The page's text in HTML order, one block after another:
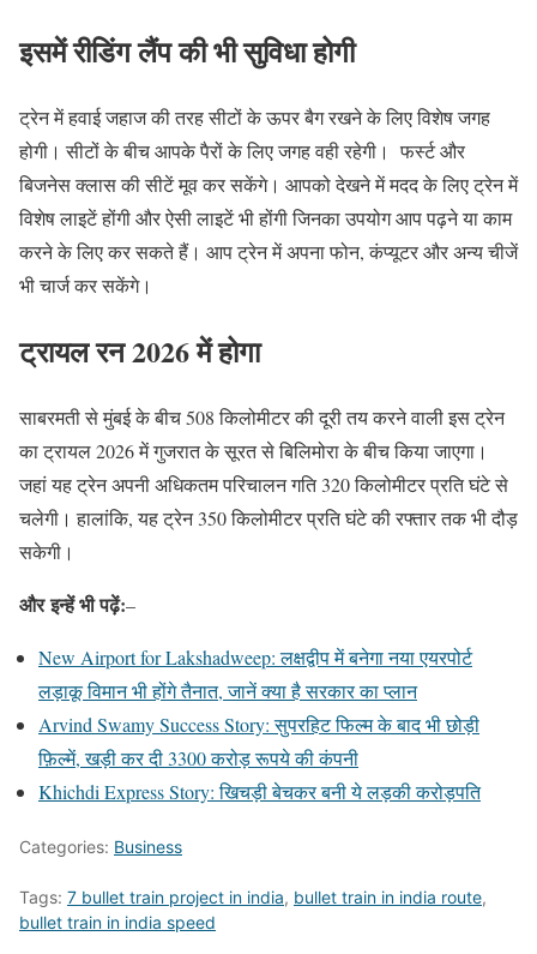
इसमें रीडिंग लैंप की भी सुविधा होगी
ट्रेन में हवाई जहाज की तरह सीटों के ऊपर बैग रखने के लिए विशेष जगह
होगी। सीटों के बीच आपके पैरों के लिए जगह वही रहेगी। फर्स्ट और
बिजनेस क्लास की सीटें मूव कर सकेंगे। आपको देखने में मदद के लिए ट्रेन में
विशेष लाइटें होंगी और ऐसी लाइटें भी होंगी जिनका उपयोग आप पढ़ने या काम
करने के लिए कर सकते हैं। आप ट्रेन में अपना फोन, कंप्यूटर और अन्य चीजें
भी चार्ज कर सकेंगे।
ट्रायल रन 2026 में होगा
साबरमती से मुंबई के बीच 508 किलोमीटर की दूरी तय करने वाली इस ट्रेन
का ट्रायल 2026 में गुजरात के सूरत से बिलिमोरा के बीच किया जाएगा।
जहां यह ट्रेन अपनी अधिकतम परिचालन गति 320 किलोमीटर प्रति घंटे से
चलेगी। हालांकि, यह ट्रेन 350 किलोमीटर प्रति घंटे की रफ्तार तक भी दौड़
सकेगी।
और इन्हें भी पढ़ें:–
New Airport for Lakshadweep: लक्षद्वीप में बनेगा नया एयरपोर्ट
लड़ाकू विमान भी होंगे तैनात, जानें क्या है सरकार का प्लान
Arvind Swamy Success Story: सुपरहिट फिल्म के बाद भी छोड़ी
फ़िल्में, खड़ी कर दी 3300 करोड़ रूपये की कंपनी
Khichdi Express Story: खिचड़ी बेचकर बनी ये लड़की करोड़पति
Categories: Business
Tags: 7 bullet train project in india, bullet train in india route,
bullet train in india speed